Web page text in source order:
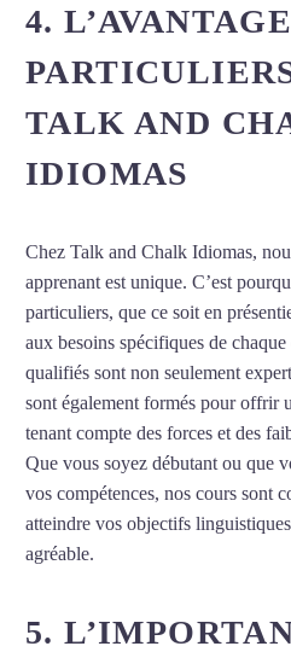
4.
TALK AND
IDIOMAS
Chez Talk and Chalk Idiomas,
apprenant est unique. C’est
particuliers, que ce soit en
aux besoins spécifiques de
qualifiés sont non seulement
sont également formés pour offrir
tenant compte des forces et des
Que vous soyez débutant ou que
vos compétences, nos cours sont
atteindre vos objectifs
agréable.
5.